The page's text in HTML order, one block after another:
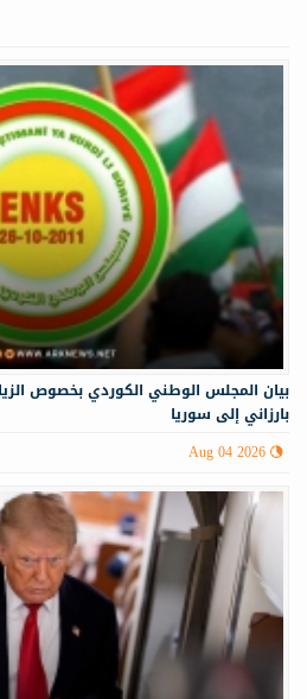
‏‏بيان المجلس الوطني الكوردي بخصوص
بارزاني إلى سوريا
Aug 04 2026